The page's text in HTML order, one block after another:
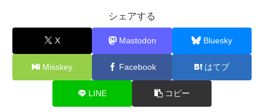
メディア「Switch2版『モンハンワイルズ』はDLSS込みで
最大1440p動作」
【艦これ】E4とE5はどっちの方が難しい？ E5甲はウイニン
グランって聞いたんだけど
【艦これ】今から提督に着任するなら皆吹雪初期艦なんだろ
シェアする
X Mastodon Bluesky
Misskey Facebook はてブ
LINE コピー